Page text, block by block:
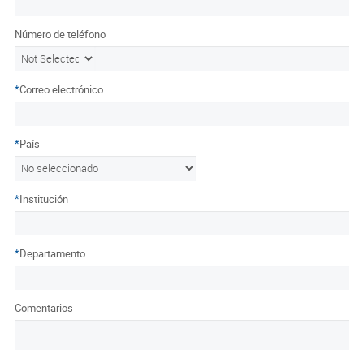
Número de teléfono
*Correo electrónico
*País
*Institución
*Departamento
Comentarios